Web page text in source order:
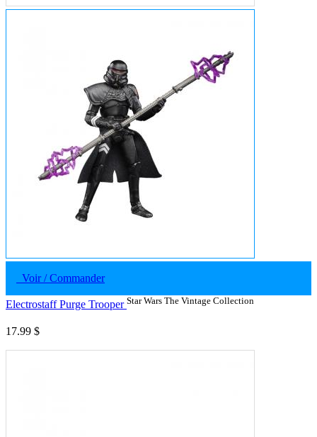
Voir / Commander
Electrostaff Purge Trooper Star Wars The Vintage Collection
17.99 $